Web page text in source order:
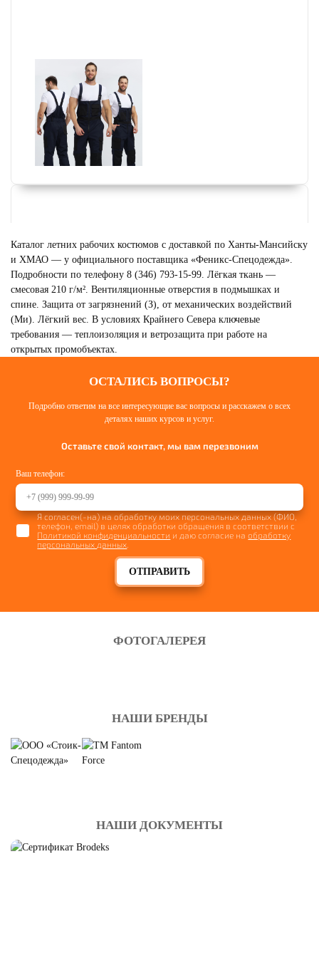
Смотреть
ЛЕТНИЕ РАБОЧИЕ БРЮКИ
Каталог летних рабочих костюмов с доставкой по Ханты-Мансийску
и ХМАО — у официального поставщика «Феникс-Спецодежда».
Подробности по телефону 8 (346) 793-15-99. Лёгкая ткань —
смесовая 210 г/м². Вентиляционные отверстия в подмышках и
спине. Защита от загрязнений (З), от механических воздействий
(Ми). Лёгкий вес. В условиях Крайнего Севера ключевые
требования — теплоизоляция и ветрозащита при работе на
открытых промобъектах.
ОСТАЛИСЬ ВОПРОСЫ?
Подробно ответим на все интересующие вас вопросы и расскажем о всех
деталях наших курсов и услуг.
Оставьте свой контакт, мы вам перезвоним
Ваш телефон:
ОТПРАВИТЬ
Я согласен(-на) на обработку моих персональных данных (ФИО,
телефон, email) в целях обработки обращения в соответствии с
Политикой конфиденциальности и даю согласие наобработку
персональных данных
ФОТОГАЛЕРЕЯ
НАШИ БРЕНДЫ
НАШИ ДОКУМЕНТЫ